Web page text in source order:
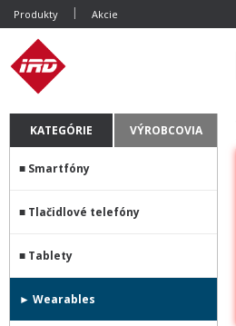
Produkty Akcie
KATEGÓRIE VÝROBCOVIA
Smartfóny
Tlačidlové telefóny
Tablety
Wearables